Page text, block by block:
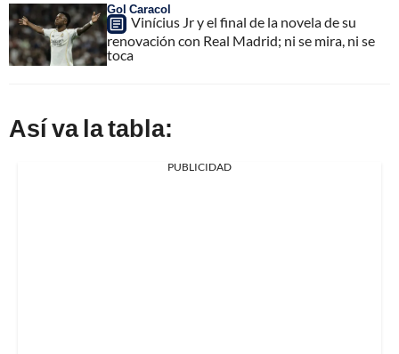
Gol Caracol
Vinícius Jr y el final de la novela de su
renovación con Real Madrid; ni se mira, ni se
toca
Así va la tabla:
PUBLICIDAD